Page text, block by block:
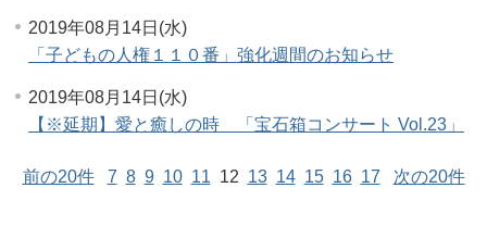
2019年08月14日(水)
「子どもの人権１１０番」強化週間のお知らせ
2019年08月14日(水)
【※延期】愛と癒しの時 「宝石箱コンサート Vol.23」
前の20件 7 8 9 10 11 12 13 14 15 16 17 次の20件